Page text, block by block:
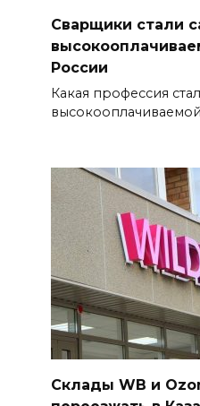
Сварщики стали
России
Какая профессия
Склады WB и